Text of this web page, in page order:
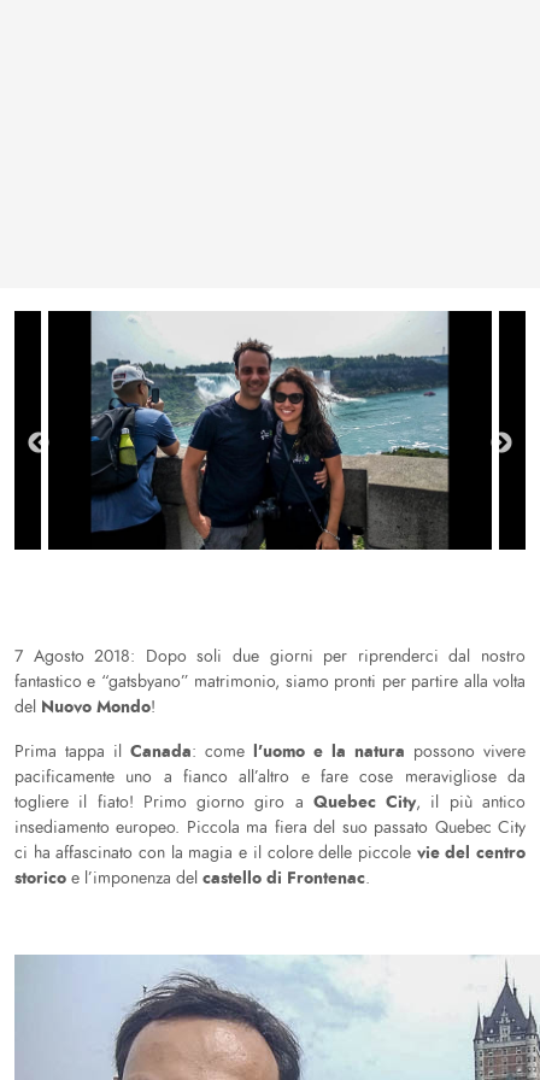
7 Agosto 2018: Dopo soli due giorni per riprenderci dal nostro
fantastico e “gatsbyano” matrimonio, siamo pronti per partire alla volta
del Nuovo Mondo!
Prima tappa il Canada: come l’uomo e la natura possono vivere
pacificamente uno a fianco all’altro e fare cose meravigliose da
togliere il fiato! Primo giorno giro a Quebec City, il più antico
insediamento europeo. Piccola ma fiera del suo passato Quebec City
ci ha affascinato con la magia e il colore delle piccole vie del centro
storico e l’imponenza del castello di Frontenac.